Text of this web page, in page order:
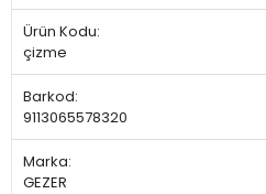
Ürün Kodu:
çizme
Barkod:
9113065578320
Marka:
GEZER